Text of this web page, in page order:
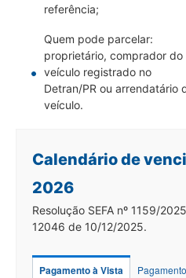
referência;
Quem pode parcelar:
proprietário, comprador do
veículo registrado no
Detran/PR ou arrendatário
veículo.
Calendário de
2026
Resolução SEFA nº 1159/
12046 de 10/12/2025.
Pagamento à Vista